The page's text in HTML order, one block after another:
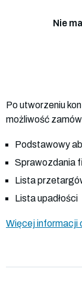
Nie
Po utworzeniu
możliwość
Podstawowy
Sprawozdania
Lista
Lista upadłości
Więcej informacji